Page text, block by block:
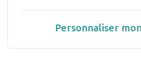
Personnaliser